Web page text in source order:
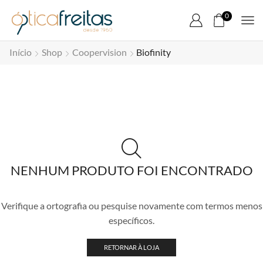
0
Início Shop Coopervision Biofinity
NENHUM PRODUTO FOI ENCONTRADO
Verifique a ortografia ou pesquise novamente com termos menos
específicos.
RETORNAR À LOJA